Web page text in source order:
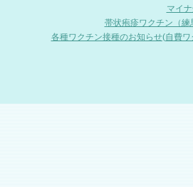
マイ
帯状疱疹ワクチン（
各種ワクチン接種のお知らせ(自費